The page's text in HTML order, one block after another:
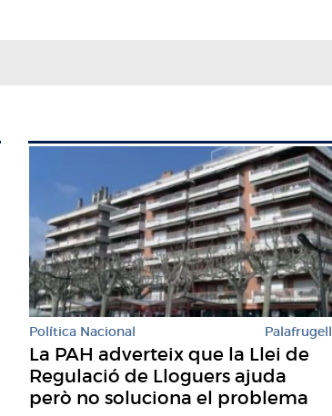
Política Nacional Palafrugell
La PAH adverteix que la Llei de
Regulació de Lloguers ajuda
però no soluciona el problema